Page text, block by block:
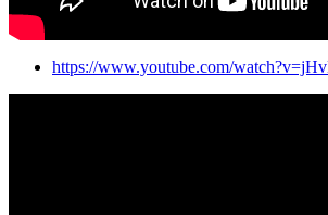
https://www.youtube.com/